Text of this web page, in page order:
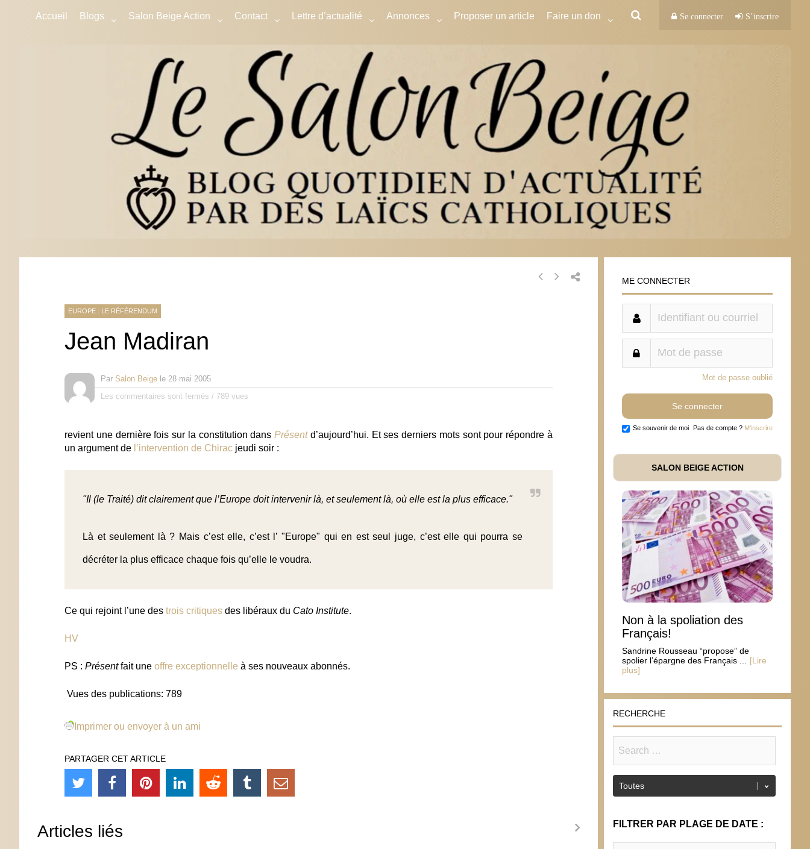
Accueil Blogs Salon Beige Action Contact Lettre d’actualité Annonces Proposer un article Faire un don Se connecter S’inscrire
EUROPE : LE RÉFÉRENDUM
Jean Madiran
Par Salon Beige le 28 mai 2005
Les commentaires sont fermés / 789 vues
revient une dernière fois sur la constitution dansPrésentd’aujourd’hui. Et ses derniers mots sont pour répondre à
un argument de l’intervention de Chirac jeudi soir :
"Il (le Traité) dit clairement que l’Europe doit intervenir là, et seulement là, où elle est la plus efficace."
Là et seulement là ? Mais c’est elle, c’est l’ "Europe" qui en est seul juge, c’est elle qui pourra se
décréter la plus efficace chaque fois qu’elle le voudra.
Ce qui rejoint l’une des trois critiques des libéraux du Cato Institute.
HV
PS : Présentfait une offre exceptionnelle à ses nouveaux abonnés.
Vues des publications: 789
Imprimer ou envoyer à un ami
PARTAGER CET ARTICLE
Articles liés
ME CONNECTER
Mot de passe oublié
Se souvenir de moi Pas de compte ? M'inscrire
SALON BEIGE ACTION
Non à la spoliation des
Français!
Sandrine Rousseau “propose” de
spolier l’épargne des Français ...
[Lire
plus]
RECHERCHE
FILTRER PAR PLAGE DE DATE :